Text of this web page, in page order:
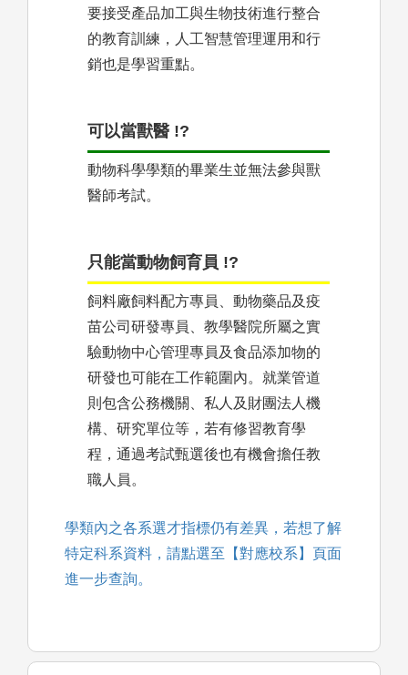
要接受產品加工與生物技術進行整合
的教育訓練，人工智慧管理運用和行
銷也是學習重點。
可以當獸醫 !?
動物科學學類的畢業生並無法參與獸
醫師考試。
只能當動物飼育員 !?
飼料廠飼料配方專員、動物藥品及疫
苗公司研發專員、教學醫院所屬之實
驗動物中心管理專員及食品添加物的
研發也可能在工作範圍內。就業管道
則包含公務機關、私人及財團法人機
構、研究單位等，若有修習教育學
程，通過考試甄選後也有機會擔任教
職人員。
學類內之各系選才指標仍有差異，若想了解
特定科系資料，請點選至【對應校系】頁面
進一步查詢。